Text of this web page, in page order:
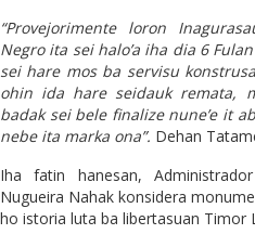
“Provejorimente loron
Negro ita sei halo’a iha dia 6
sei hare mos ba servisu
ohin ida hare seidauk remata,
badak sei bele finalize nune’e it
nebe ita marka ona”. Dehan
Iha fatin hanesan,
Nugueira Nahak konsidera
ho istoria luta ba libertasuan Timor